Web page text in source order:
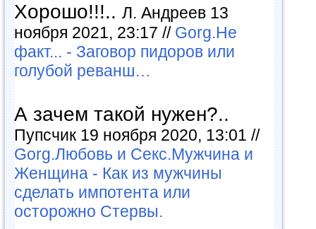
Хорошо!!!.. Л. Андреев 13
ноября 2021, 23:17 // Gorg.Не
факт... - Заговор пидоров или
голубой реванш…
А зачем такой нужен?..
Пупсчик 19 ноября 2020, 13:01 //
Gorg.Любовь и Секс.Мужчина и
Женщина - Как из мужчины
сделать импотента или
осторожно Стервы.